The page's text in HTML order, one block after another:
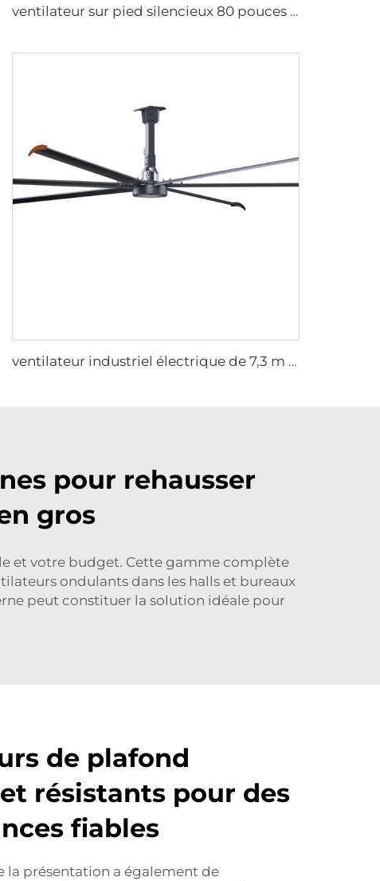
ventilateur sur pied silencieux 80 pouces 220V contrôle par téléphone portable WIFI 2000 mm en aluminium
ventilateur industriel électrique de 7,3 m 24 pieds grand ventilateur HVLS pour fermes et entrepôts
pour rehausser
gros
et votre budget. Cette gamme complète
ondulants dans les halls et bureaux
peut constituer la solution idéale pour
de plafond
résistants pour des
fiables
la présentation a également de